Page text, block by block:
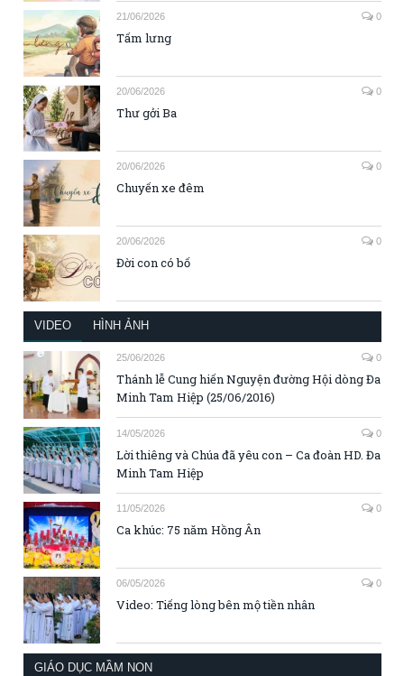
21/06/2026 0
Tấm lưng
20/06/2026 0
Thư gởi Ba
20/06/2026 0
Chuyến xe đêm
20/06/2026 0
Đời con có bố
VIDEO HÌNH ẢNH
25/06/2026 0
Thánh lễ Cung hiến Nguyện đường Hội dòng Đa
Minh Tam Hiệp (25/06/2016)
14/05/2026 0
Lời thiêng và Chúa đã yêu con – Ca đoàn HD. Đa
Minh Tam Hiệp
11/05/2026 0
Ca khúc: 75 năm Hồng Ân
06/05/2026 0
Video: Tiếng lòng bên mộ tiền nhân
GIÁO DỤC MẦM NON